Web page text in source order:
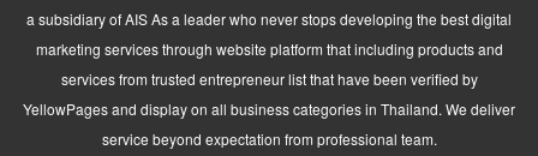
a subsidiary of AIS As a leader who never stops developing the best digital
marketing services through website platform that including products and
services from trusted entrepreneur list that have been verified by
YellowPages and display on all business categories in Thailand. We deliver
service beyond expectation from professional team.